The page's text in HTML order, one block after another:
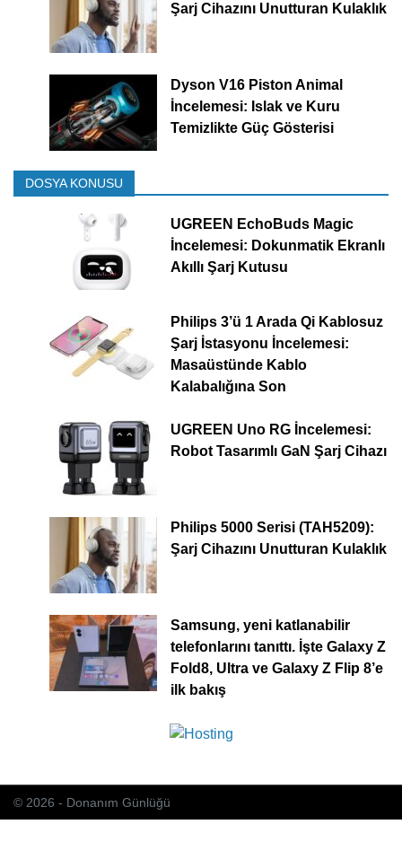
Şarj Cihazını Unutturan Kulaklık
Dyson V16 Piston Animal
İncelemesi: Islak ve Kuru
Temizlikte Güç Gösterisi
DOSYA KONUSU
UGREEN EchoBuds Magic
İncelemesi: Dokunmatik Ekranlı
Akıllı Şarj Kutusu
Philips 3’ü 1 Arada Qi Kablosuz
Şarj İstasyonu İncelemesi:
Masaüstünde Kablo
Kalabalığına Son
UGREEN Uno RG İncelemesi:
Robot Tasarımlı GaN Şarj Cihazı
Philips 5000 Serisi (TAH5209):
Şarj Cihazını Unutturan Kulaklık
Samsung, yeni katlanabilir
telefonlarını tanıttı. İşte Galaxy Z
Fold8, Ultra ve Galaxy Z Flip 8’e
ilk bakış
© 2026 - Donanım Günlüğü